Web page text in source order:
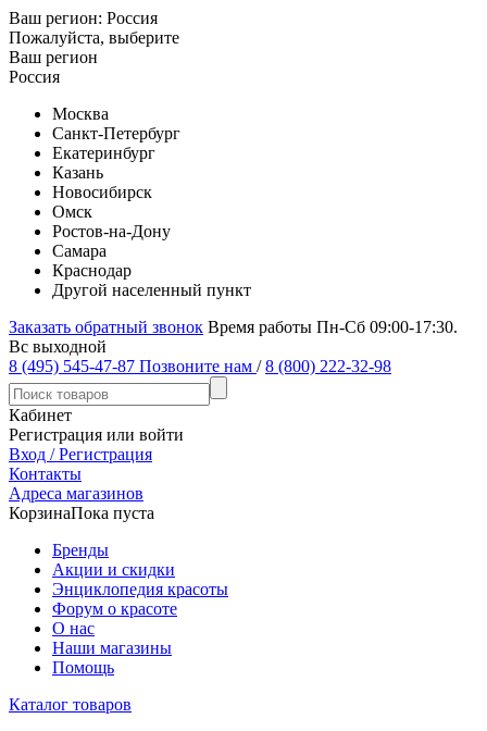
Ваш регион: Россия
Пожалуйста, выберите
Ваш регион
Россия
Москва
Санкт-Петербург
Екатеринбург
Казань
Новосибирск
Омск
Ростов-на-Дону
Самара
Краснодар
Другой населенный пункт
Заказать обратный звонок Время работы Пн-Сб 09:00-17:30.
Вс выходной
8 (495) 545-47-87 Позвоните нам / 8 (800) 222-32-98
Кабинет
Регистрация или войти
Вход / Регистрация
Контакты
Адреса магазинов
КорзинаПока пуста
Бренды
Акции и скидки
Энциклопедия красоты
Форум о красоте
О нас
Наши магазины
Помощь
Каталог товаров